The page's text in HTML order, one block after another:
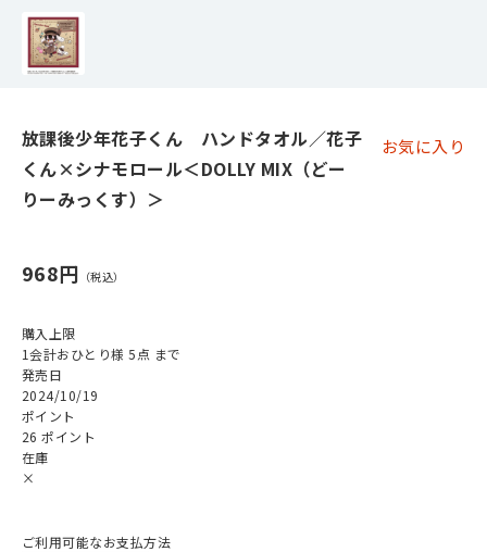
放課後少年花子くん ハンドタオル／花子
くん×シナモロール＜DOLLY MIX（どー
りーみっくす）＞
お気に入り
968円
購入上限
1会計おひとり様 5点 まで
発売日
2024/10/19
ポイント
26 ポイント
在庫
×
ご利用可能なお支払方法